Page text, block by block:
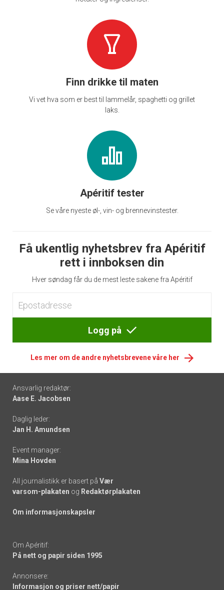
Finn drikke til maten
Vi vet hva som er best til lammelår, spaghetti og grillet
laks.
Apéritif tester
Se våre nyeste øl-, vin- og brennevinstester.
Få ukentlig nyhetsbrev fra Apéritif
rett i innboksen din
Hver søndag får du de mest leste sakene fra Apéritif
Logg på
Les mer om de andre nyhetsbrevene våre her
Footer
-
links
Ansvarlig redaktør:
Aase E. Jacobsen
Daglig leder:
Jan H. Amundsen
Event manager:
Mina Hovden
All journalistikk er basert på Vær
varsom-plakaten og Redaktørplakaten
Om informasjonskapsler
Om Apéritif:
På nett og papir siden 1995
Annonsere:
Informasjon og priser nett/papir